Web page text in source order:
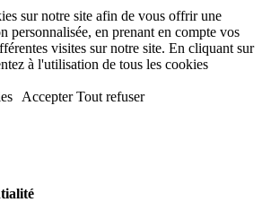
sur notre site afin de vous offrir une
personnalisée, en prenant en compte vos
visites sur notre site. En cliquant sur
à l'utilisation de tous les cookies
Accepter Tout refuser